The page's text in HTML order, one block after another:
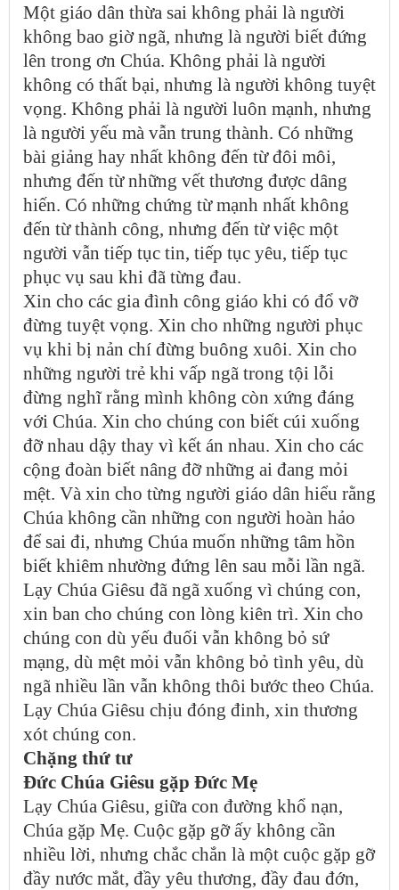
Một giáo dân thừa sai không phải là người
không bao giờ ngã, nhưng là người biết đứng
lên trong ơn Chúa. Không phải là người
không có thất bại, nhưng là người không tuyệt
vọng. Không phải là người luôn mạnh, nhưng
là người yếu mà vẫn trung thành. Có những
bài giảng hay nhất không đến từ đôi môi,
nhưng đến từ những vết thương được dâng
hiến. Có những chứng từ mạnh nhất không
đến từ thành công, nhưng đến từ việc một
người vẫn tiếp tục tin, tiếp tục yêu, tiếp tục
phục vụ sau khi đã từng đau.
Xin cho các gia đình công giáo khi có đổ vỡ
đừng tuyệt vọng. Xin cho những người phục
vụ khi bị nản chí đừng buông xuôi. Xin cho
những người trẻ khi vấp ngã trong tội lỗi
đừng nghĩ rằng mình không còn xứng đáng
với Chúa. Xin cho chúng con biết cúi xuống
đỡ nhau dậy thay vì kết án nhau. Xin cho các
cộng đoàn biết nâng đỡ những ai đang mỏi
mệt. Và xin cho từng người giáo dân hiểu rằng
Chúa không cần những con người hoàn hảo
để sai đi, nhưng Chúa muốn những tâm hồn
biết khiêm nhường đứng lên sau mỗi lần ngã.
Lạy Chúa Giêsu đã ngã xuống vì chúng con,
xin ban cho chúng con lòng kiên trì. Xin cho
chúng con dù yếu đuối vẫn không bỏ sứ
mạng, dù mệt mỏi vẫn không bỏ tình yêu, dù
ngã nhiều lần vẫn không thôi bước theo Chúa.
Lạy Chúa Giêsu chịu đóng đinh, xin thương
xót chúng con.
Chặng thứ tư
Đức Chúa Giêsu gặp Đức Mẹ
Lạy Chúa Giêsu, giữa con đường khổ nạn,
Chúa gặp Mẹ. Cuộc gặp gỡ ấy không cần
nhiều lời, nhưng chắc chắn là một cuộc gặp gỡ
đầy nước mắt, đầy yêu thương, đầy đau đớn,